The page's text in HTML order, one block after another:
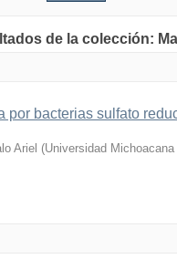
de la colección:
por bacterias sulfato
Ariel (Universidad